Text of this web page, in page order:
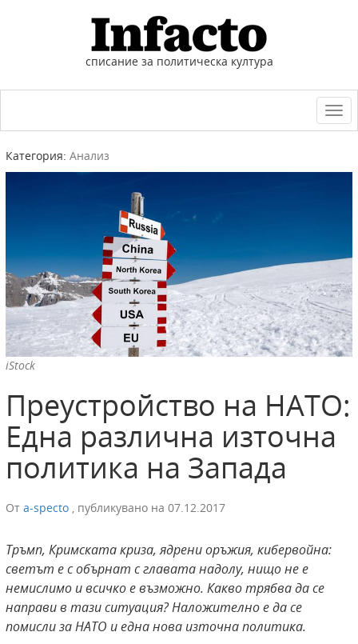
списание за политическа култура
Категория: Анализ
iStock
Преустройство на НАТО:
Една различна източна
политика на Запада
От a-specto , публикувано на 07.12.2017
Тръмп, Кримската криза, ядрени оръжия, кибервойна:
светът е с обърнат с главата надолу, нищо не е
немислимо и всичко е възможно. Какво трябва да се
направи в тази ситуация? Наложително е да се
помисли за НАТО и една нова източна политика.